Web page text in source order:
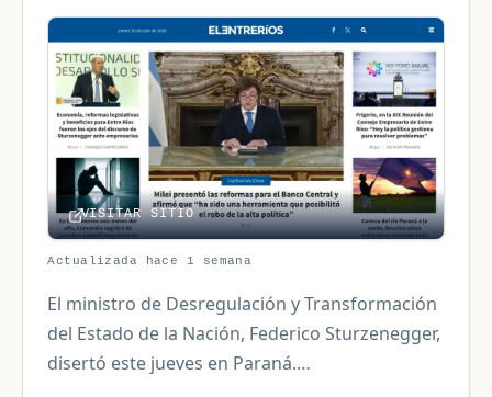
VISITAR SITIO
Actualizada hace 1 semana
El ministro de Desregulación y Transformación
del Estado de la Nación, Federico Sturzenegger,
disertó este jueves en Paraná.…